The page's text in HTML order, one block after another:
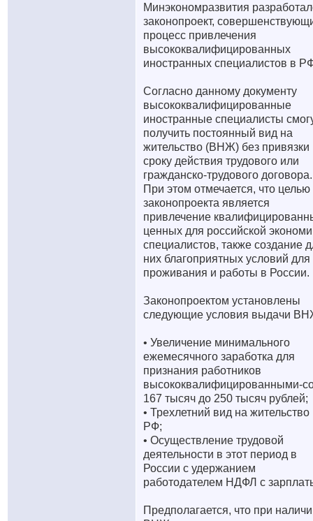
Минэкономразвития
законопроект,
процесс привлечения
высококвалифицированных
иностранных специалистов в
Согласно данному документу
высококвалифицированные
иностранные специалисты
получить постоянный вид на
жительство (ВНЖ) без привязки
сроку действия трудового или
гражданско-трудового договора.
При этом отмечается, что целью
законопроекта является
привлечение
ценных для российской
специалистов, также создание
них благоприятных условий для
проживания и работы в России.
Законопроектом установлены
следующие условия выдачи
• Увеличение минимального
ежемесячного заработка для
признания работников
высококвалифицированными-
167 тысяч до 250 тысяч рублей;
• Трехлетний вид на жительство
РФ;
• Осуществление трудовой
деятельности в этот период в
России с удержанием
работодателем НДФЛ с
Предполагается, что при